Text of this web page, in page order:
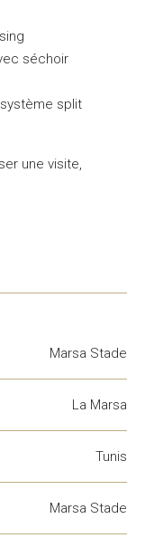
séchoir
split
une visite,
Marsa Stade
La Marsa
Tunis
Marsa Stade